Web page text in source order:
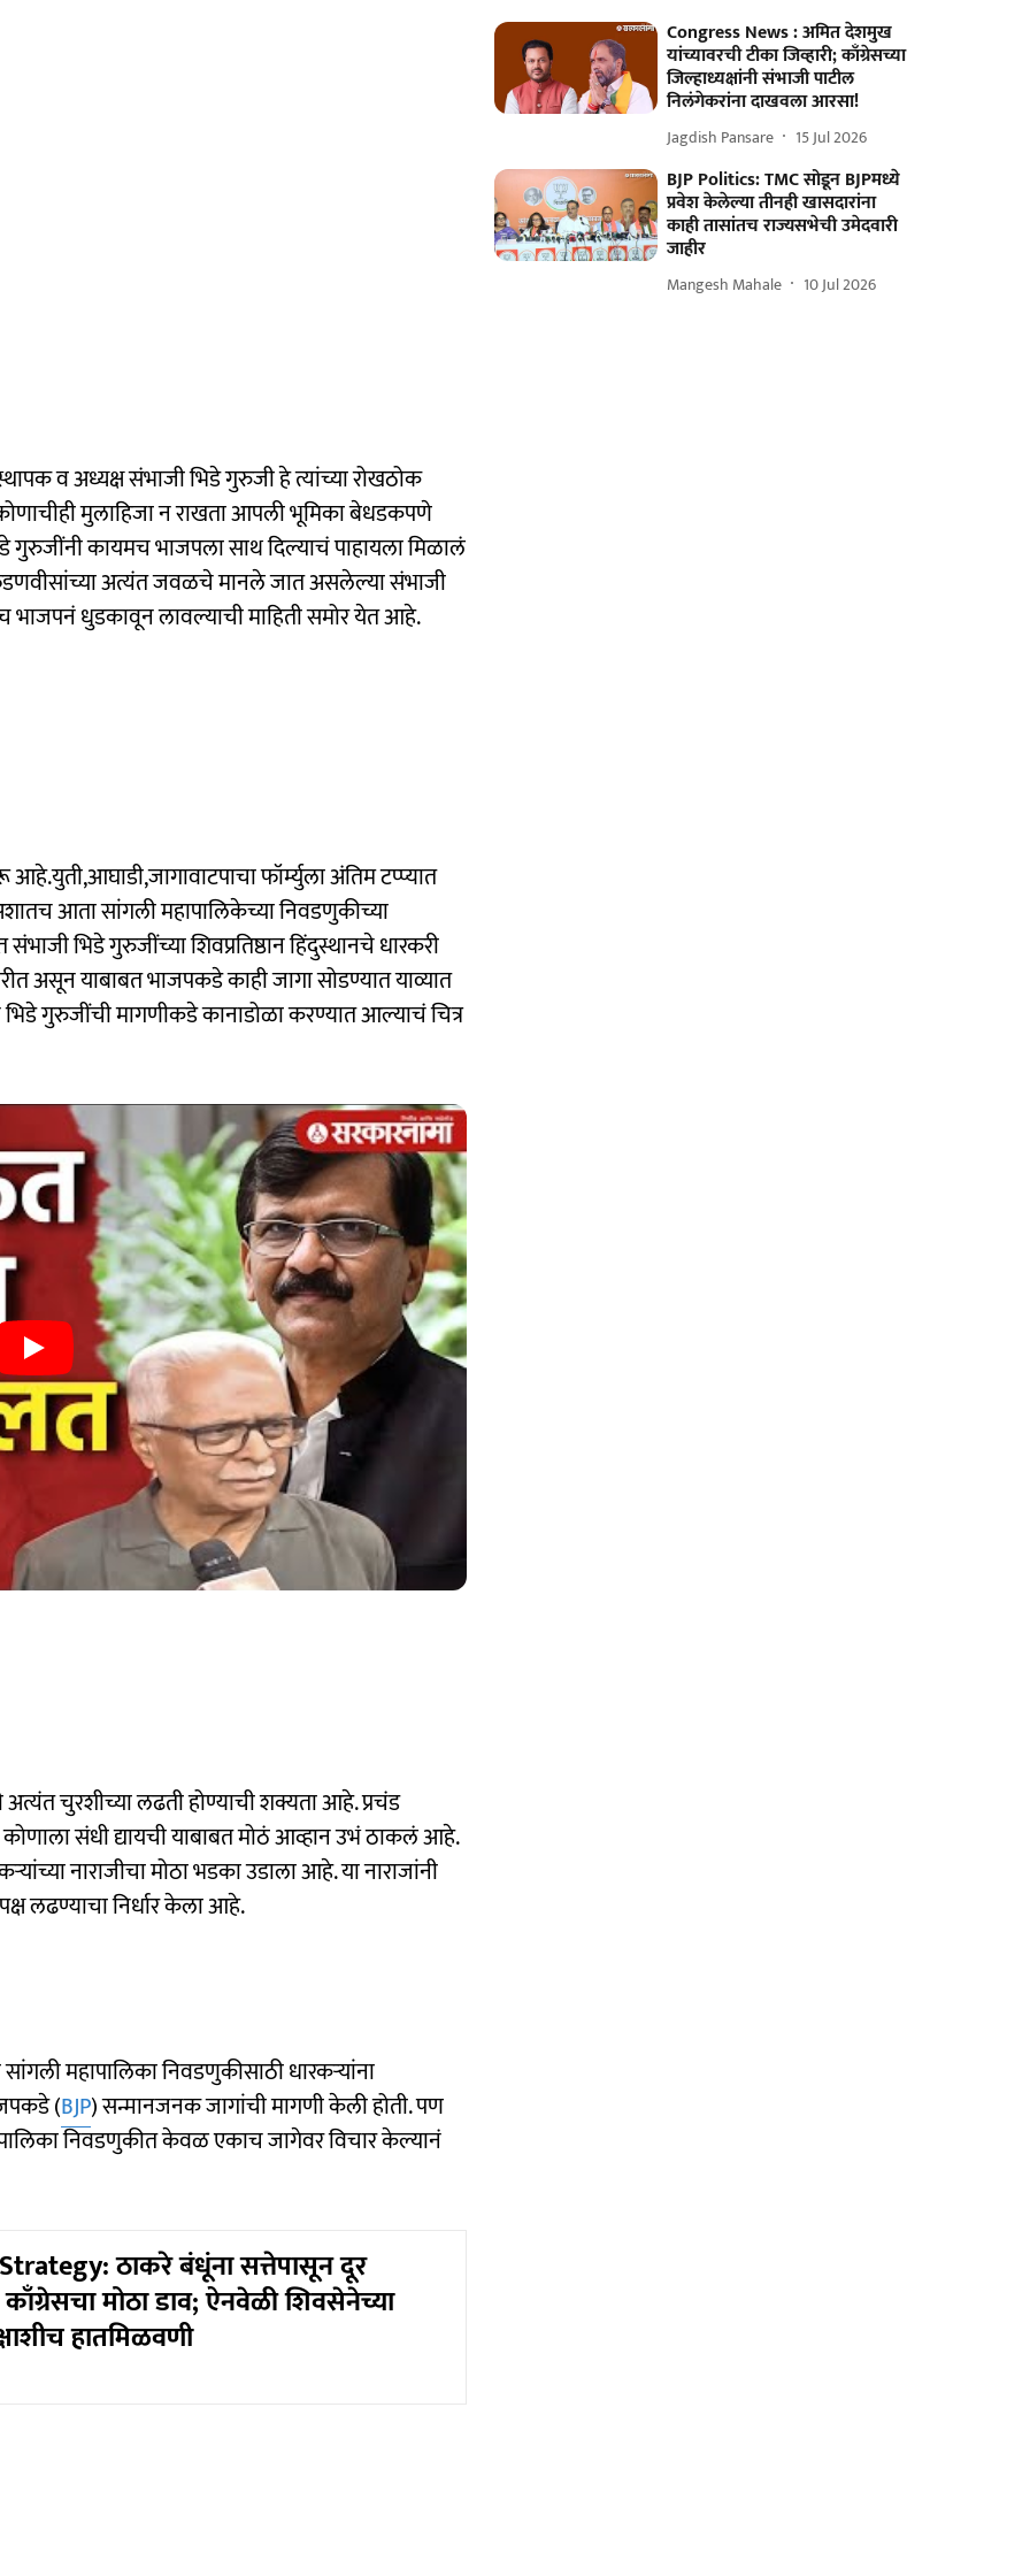
व अध्यक्ष संभाजी भिडे गुरुजी हे त्यांच्या रोखठोक
मुलाहिजा न राखता आपली भूमिका बेधडकपणे
गुरुजींनी कायमच भाजपला साथ दिल्याचं पाहायला मिळालं
अत्यंत जवळचे मानले जात असलेल्या संभाजी
भाजपनं धुडकावून लावल्याची माहिती समोर येत आहे.
फॉर्म्युला अंतिम टप्प्यात
आता सांगली महापालिकेच्या निवडणुकीच्या
भिडे गुरुजींच्या शिवप्रतिष्ठान हिंदुस्थानचे धारकरी
असून याबाबत भाजपकडे काही जागा सोडण्यात याव्यात
गुरुजींची मागणीकडे कानाडोळा करण्यात आल्याचं चित्र
चुरशीच्या लढती होण्याची शक्यता आहे. प्रचंड
संधी द्यायची याबाबत मोठं आव्हान उभं ठाकलं आहे.
नाराजीचा मोठा भडका उडाला आहे. या नाराजांनी
लढण्याचा निर्धार केला आहे.
महापालिका निवडणुकीसाठी धारकऱ्यांना
(BJP) सन्मानजनक जागांची मागणी केली होती. पण
निवडणुकीत केवळ एकाच जागेवर विचार केल्यानं
ठाकरे बंधूंना सत्तेपासून दूर
मोठा डाव; ऐनवेळी शिवसेनेच्या
हातमिळवणी
Congress News : अमित देशमुख
यांच्यावरची टीका जिव्हारी; काँग्रेसच्या
जिल्हाध्यक्षांनी संभाजी पाटील
निलंगेकरांना दाखवला आरसा!
Jagdish Pansare 15 Jul 2026
BJP Politics: TMC सोडून BJPमध्ये
प्रवेश केलेल्या तीनही खासदारांना
काही तासांतच राज्यसभेची उमेदवारी
जाहीर
Mangesh Mahale 10 Jul 2026